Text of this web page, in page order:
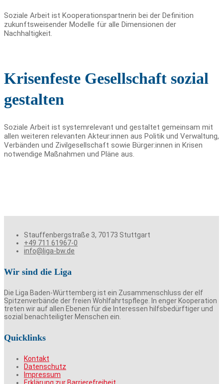
Soziale Arbeit ist Kooperationspartnerin bei der Definition
zukunftsweisender Modelle für alle Dimensionen der
Nachhaltigkeit.
Krisenfeste Gesellschaft sozial
gestalten
Soziale Arbeit ist systemrelevant und gestaltet gemeinsam mit
allen weiteren relevanten Akteur:innen aus Politik und Verwaltung,
Verbänden und Zivilgesellschaft sowie Bürger:innen in Krisen
notwendige Maßnahmen und Pläne aus.
Stauffenbergstraße 3, 70173 Stuttgart
+49 711 61967-0
info@liga-bw.de
Wir sind die Liga
Die Liga Baden-Württemberg ist ein Zusammenschluss der elf
Spitzenverbände der freien Wohlfahrtspflege. In enger Kooperation
treten wir auf allen Ebenen für die Interessen hilfsbedürftiger und
sozial benachteiligter Menschen ein.
Quicklinks
Kontakt
Datenschutz
Impressum